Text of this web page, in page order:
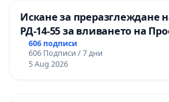
Искане за преразглеждане
РД-14-55 за вливането на
гимназия по промишлени
Професионалната
мениджмънт – гр. Пазарджик
606 подписи
606 Подписи / 7 дни
5 Aug 2026